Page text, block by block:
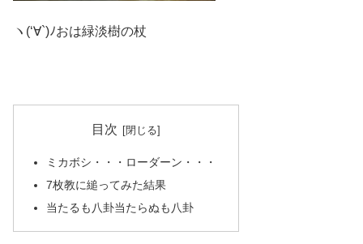
ヽ(‘∀`)ﾉおは緑淡樹の杖
目次
ミカボシ・・・ローダーン・・・
7枚教に縋ってみた結果
当たるも八卦当たらぬも八卦